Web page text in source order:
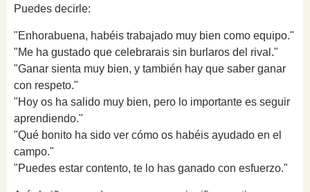
Puedes decirle:
"Enhorabuena, habéis trabajado muy bien como equipo."
"Me ha gustado que celebrarais sin burlaros del rival."
"Ganar sienta muy bien, y también hay que saber ganar
con respeto."
"Hoy os ha salido muy bien, pero lo importante es seguir
aprendiendo."
"Qué bonito ha sido ver cómo os habéis ayudado en el
campo."
"Puedes estar contento, te lo has ganado con esfuerzo."